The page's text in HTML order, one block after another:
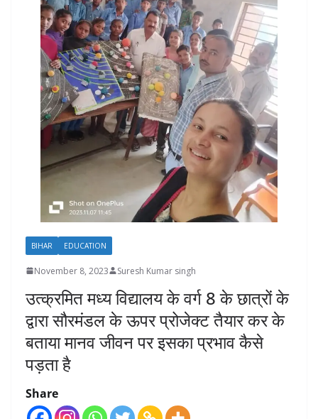
BIHAR EDUCATION
November 8, 2023 Suresh Kumar singh
उत्क्रमित मध्य विद्यालय के वर्ग 8 के छात्रों के
द्वारा सौरमंडल के ऊपर प्रोजेक्ट तैयार कर के
बताया मानव जीवन पर इसका प्रभाव कैसे
पड़ता है
Share